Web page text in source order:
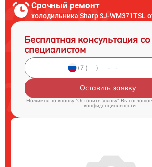
Срочный ремонт
холодильника Sharp SJ-WM371TSL
Бесплатная консультация со
специалистом
Оставить заявку
Нажимая на кнопку "Оставить заявку" Вы
конфиденциальности